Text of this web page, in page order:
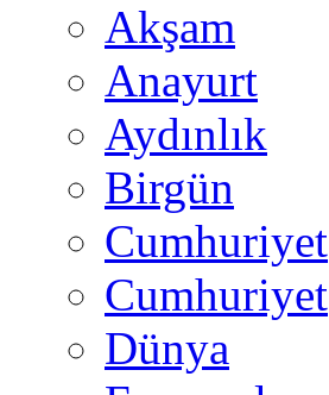
Akşam
Anayurt
Aydınlık
Birgün
Cumhuriyet
Cumhuriyet
Dünya